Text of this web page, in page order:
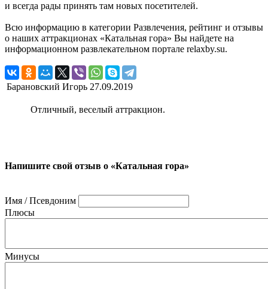
и всегда рады принять там новых посетителей.
Всю информацию в категории Развлечения, рейтинг и отзывы
о наших аттракционах «Катальная гора» Вы найдете на
информационном развлекательном портале relaxby.su.
Барановский Игорь 27.09.2019
Отличный, веселый аттракцион.
Напишите свой отзыв о «Катальная гора»
Имя / Псевдоним
Плюсы
Минусы